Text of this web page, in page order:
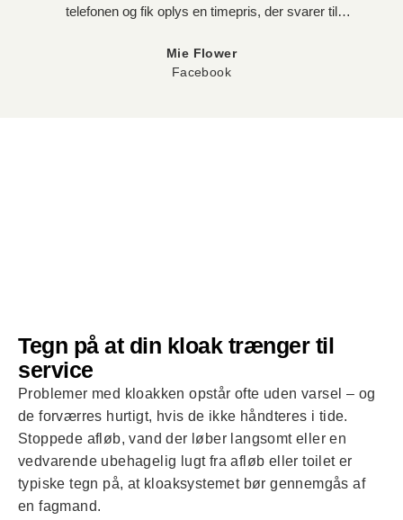
telefonen og fik oplys en timepris, der svarer til
tager dobbelt så lang tid om opgaven som andre, og dels fordi
de pålægger afgifter for vand og affald, hvilket udgør 1680 kr.
Mie Flower
Facebook
Tegn på at din kloak trænger til
service
Problemer med kloakken opstår ofte uden varsel – og
de forværres hurtigt, hvis de ikke håndteres i tide.
Stoppede afløb, vand der løber langsomt eller en
vedvarende ubehagelig lugt fra afløb eller toilet er
typiske tegn på, at kloaksystemet bør gennemgås af
en fagmand.